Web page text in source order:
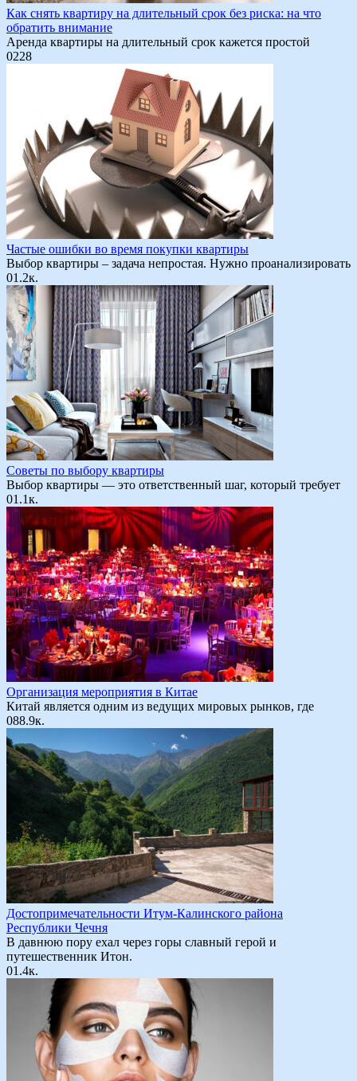
Как снять квартиру на длительный срок без риска: на что
обратить внимание
Аренда квартиры на длительный срок кажется простой
0228
Частые ошибки во время покупки квартиры
Выбор квартиры – задача непростая. Нужно проанализировать
01.2к.
Советы по выбору квартиры
Выбор квартиры — это ответственный шаг, который требует
01.1к.
Организация мероприятия в Китае
Китай является одним из ведущих мировых рынков, где
088.9к.
Достопримечательности Итум-Калинского района
Республики Чечня
В давнюю пору ехал через горы славный герой и
путешественник Итон.
01.4к.